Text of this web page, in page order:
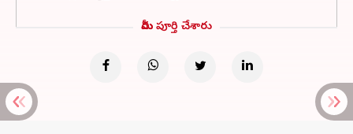
మీరు పూర్తి చేశారు